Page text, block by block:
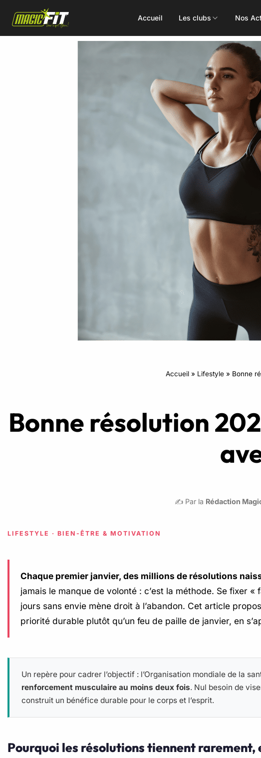
Accueil Les clubs Nos
Small Group Les Mills
Body Pump
Body Attack
Body
Body
RPM
Accueil » Lifestyle » Bonne
Bonne résolution
✍️ Par la Rédaction
LIFESTYLE · BIEN-ÊTRE & MOTIVATION
Chaque premier janvier, des millions de résolutions
jamais le manque de volonté : c’est la méthode. Se fixer
jours sans envie mène droit à l’abandon. Cet article
priorité durable plutôt qu’un feu de paille de janvier, en
Un repère pour cadrer l’objectif : l’Organisation mondiale de la
renforcement musculaire au moins deux fois. Nul besoin de
construit un bénéfice durable pour le corps et l’esprit.
Pourquoi les résolutions tiennent rarement,